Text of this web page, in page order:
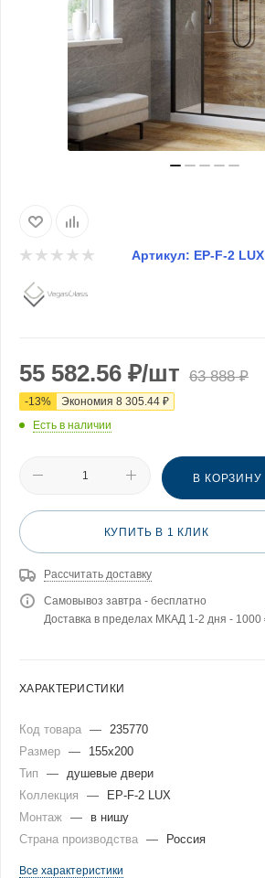
Артикул: EP-F-2
55 582.56 ₽/шт 63 888₽
-13% Экономия 8 305.44 ₽
Есть в наличии
В КОРЗИНУ
КУПИТЬ В 1 КЛИК
Рассчитать доставку
Самовывоз завтра - бесплатно
Доставка в пределах МКАД 1-2 дня - 1000
ХАРАКТЕРИСТИКИ
Код товара —
235770
Размер —
155x200
Тип
—
душевые двери
Коллекция
—
EP-F-2 LUX
Монтаж —
в нишу
Страна производства — Россия
Все характеристики